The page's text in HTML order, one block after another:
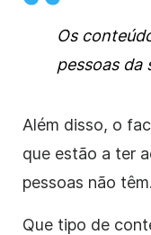
Os
pessoas da
Além disso, o
que estão a ter
pessoas não
Que tipo de